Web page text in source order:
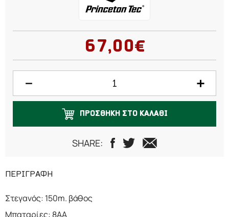
67,00€
ΠΡΟΣΘΗΚΗ ΣΤΟ ΚΑΛΑΘΙ
SHARE:
ΠΕΡΙΓΡΑΦΗ
Στεγανός: 150m. βάθος
Μπαταρίες: 8ΑΑ